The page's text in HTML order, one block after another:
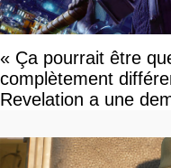
« Ça pourrait être
complètement
Revelation a une